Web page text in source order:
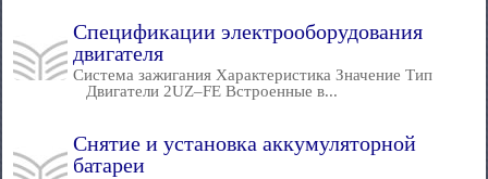
Спецификации электрооборудования
двигателя
Система зажигания Характеристика Значение Тип
Двигатели 2UZ–FE Встроенные в...
Снятие и установка аккумуляторной
батареи